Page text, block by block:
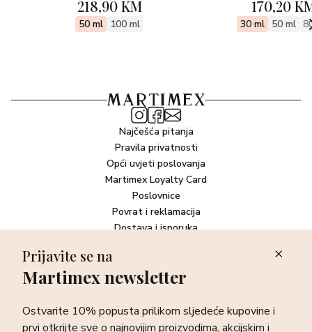
218,90 KM
50 ml 100 ml
170,20
30 ml 50 ml
Najčešća pitanja
Pravila privatnosti
Opći uvjeti poslovanja
Martimex Loyalty Card
Poslovnice
Povrat i reklamacija
Dostava i isporuka
Newsletter
sve o najnovijim proizvodima, akcijskim i ekskluzivnim
ponudama te posebnim događanjima.
Prijavite se na
Martimex newsletter
Ostvarite 10% popusta prilikom sljedeće kupovine i
prvi otkrijte sve o najnovijim proizvodima, akcijskim i